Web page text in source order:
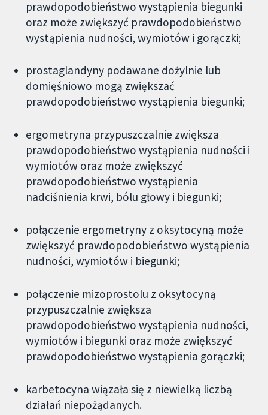
prawdopodobieństwo wystąpienia biegunki
oraz może zwiększyć prawdopodobieństwo
wystąpienia nudności, wymiotów i gorączki;
prostaglandyny podawane dożylnie lub
domięśniowo mogą zwiększać
prawdopodobieństwo wystąpienia biegunki;
ergometryna przypuszczalnie zwiększa
prawdopodobieństwo wystąpienia nudności i
wymiotów oraz może zwiększyć
prawdopodobieństwo wystąpienia
nadciśnienia krwi, bólu głowy i biegunki;
połączenie ergometryny z oksytocyną może
zwiększyć prawdopodobieństwo wystąpienia
nudności, wymiotów i biegunki;
połączenie mizoprostolu z oksytocyną
przypuszczalnie zwiększa
prawdopodobieństwo wystąpienia nudności,
wymiotów i biegunki oraz może zwiększyć
prawdopodobieństwo wystąpienia gorączki;
karbetocyna wiązała się z niewielką liczbą
działań niepożądanych.